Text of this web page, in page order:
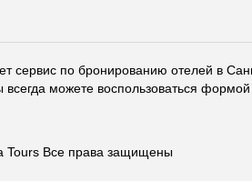
сервис по бронированию отелей в
можете воспользоваться
Tours Все права защищены